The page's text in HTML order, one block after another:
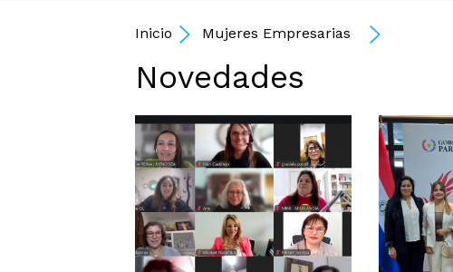
Inicio Mujeres Empresarias
Novedades